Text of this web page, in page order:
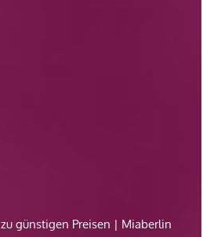
zu günstigen Preisen | Miaberlin